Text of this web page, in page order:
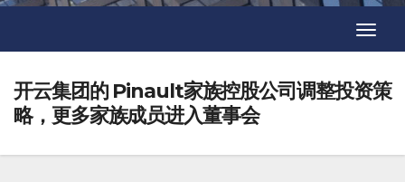
开云集团的 Pinault家族控股公司调整投资策
略，更多家族成员进入董事会